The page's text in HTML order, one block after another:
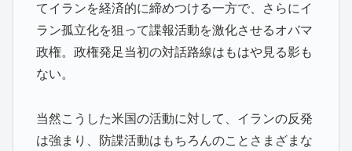
てイランを経済的に締めつける一方で、さらにイ
ラン孤立化を狙って諜報活動を激化させるオバマ
政権。政権発足当初の対話路線はもはや見る影も
ない。
当然こうした米国の活動に対して、イランの反発
は強まり、防諜活動はもちろんのことさまざまな